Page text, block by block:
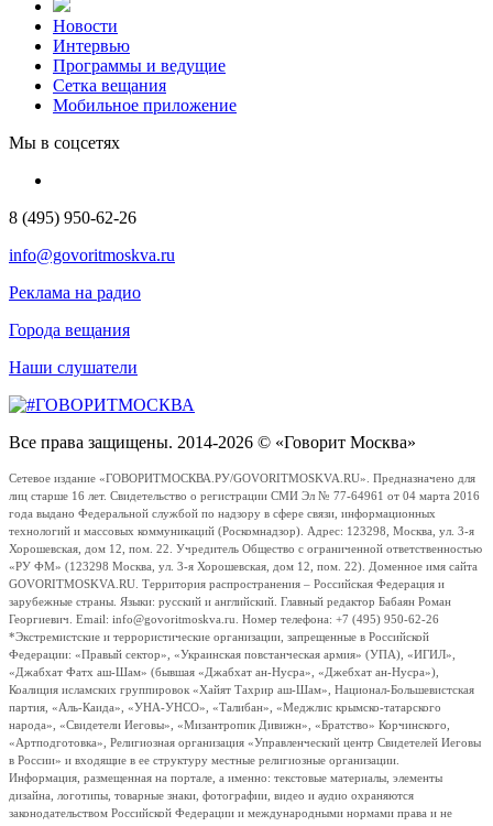
Новости
Интервью
Программы и ведущие
Сетка вещания
Мобильное приложение
Мы в соцсетях
8 (495) 950-62-26
info@govoritmoskva.ru
Реклама на радио
Города вещания
Наши слушатели
Все права защищены. 2014-2026 © «Говорит Москва»
Сетевое издание «ГОВОРИТМОСКВА.РУ/GOVORITMOSKVA.RU». Предназначено для
лиц старше 16 лет. Свидетельство о регистрации СМИ Эл № 77-64961 от 04 марта 2016
года выдано Федеральной службой по надзору в сфере связи, информационных
технологий и массовых коммуникаций (Роскомнадзор). Адрес: 123298, Москва, ул. 3-я
Хорошевская, дом 12, пом. 22. Учредитель Общество с ограниченной ответственностью
«РУ ФМ» (123298 Москва, ул. 3-я Хорошевская, дом 12, пом. 22). Доменное имя сайта
GOVORITMOSKVA.RU. Территория распространения – Российская Федерация и
зарубежные страны. Языки: русский и английский. Главный редактор Бабаян Роман
Георгиевич. Email: info@govoritmoskva.ru. Номер телефона: +7 (495) 950-62-26
*Экстремистские и террористические организации, запрещенные в Российской
Федерации: «Правый сектор», «Украинская повстанческая армия» (УПА), «ИГИЛ»,
«Джабхат Фатх аш-Шам» (бывшая «Джабхат ан-Нусра», «Джебхат ан-Нусра»),
Коалиция исламских группировок «Хайят Тахрир аш-Шам», Национал-Большевистская
партия, «Аль-Каида», «УНА-УНСО», «Талибан», «Меджлис крымско-татарского
народа», «Свидетели Иеговы», «Мизантропик Дивижн», «Братство» Корчинского,
«Артподготовка», Религиозная организация «Управленческий центр Свидетелей Иеговы
в России» и входящие в ее структуру местные религиозные организации.
Информация, размещенная на портале, а именно: текстовые материалы, элементы
дизайна, логотипы, товарные знаки, фотографии, видео и аудио охраняются
законодательством Российской Федерации и международными нормами права и не